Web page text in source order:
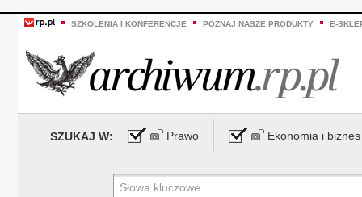
SZKOLENIA I KONFERENCJE POZNAJ NASZE PRODUKTY E-
SZUKAJ W: Prawo Ekonomia i biznes